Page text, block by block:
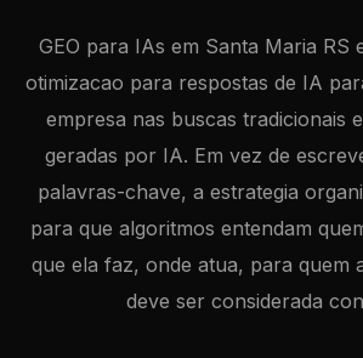
GEO para IAs em Santa Maria RS
otimizacao para respostas de IA
empresa nas buscas tradicionais
geradas por IA. Em vez de
palavras-chave, a estrategia
para que algoritmos entendam
que ela faz, onde atua, para quem
deve ser considerada